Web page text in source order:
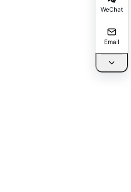
WeChat
Email